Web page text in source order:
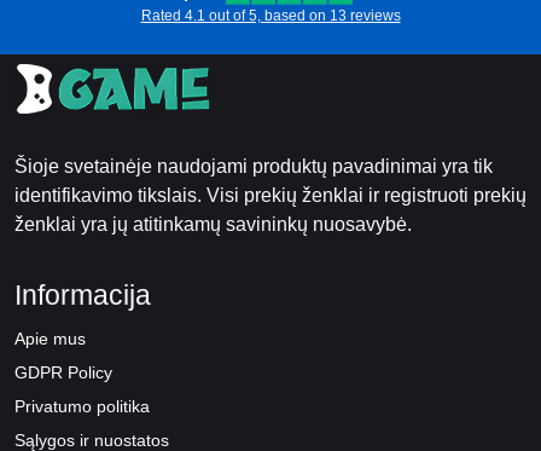
Rated 4.1 out of 5, based on 13 reviews
Šioje svetainėje naudojami produktų pavadinimai yra tik
identifikavimo tikslais. Visi prekių ženklai ir registruoti prekių
ženklai yra jų atitinkamų savininkų nuosavybė.
Informacija
Apie mus
GDPR Policy
Privatumo politika
Sąlygos ir nuostatos